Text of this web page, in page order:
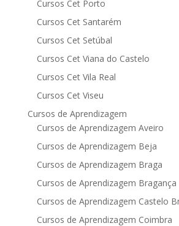
Cursos Cet Porto
Cursos Cet Santarém
Cursos Cet Setúbal
Cursos Cet Viana do Castelo
Cursos Cet Vila Real
Cursos Cet Viseu
Cursos de Aprendizagem
Cursos de Aprendizagem Aveiro
Cursos de Aprendizagem Beja
Cursos de Aprendizagem Braga
Cursos de Aprendizagem Bragança
Cursos de Aprendizagem Castelo
Cursos de Aprendizagem Coimbra